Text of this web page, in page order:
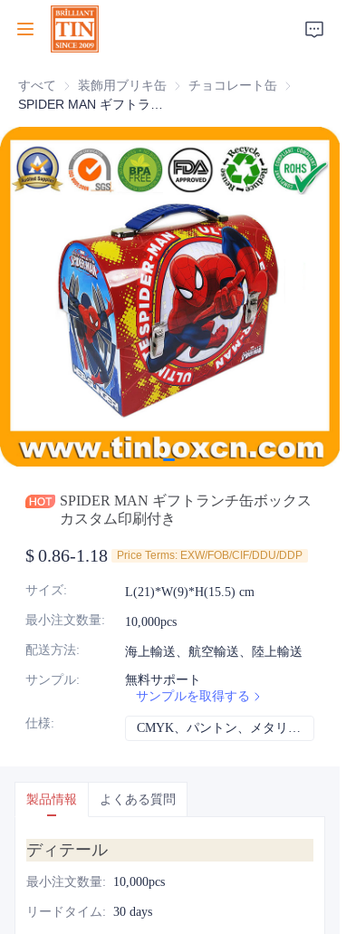
すべて 装飾用ブリキ缶 装飾用ブリキ缶
チョコレート缶 チョコレー
SPIDER MAN ギフトランチ缶ボックス
カスタム印刷付き
$0.86-1.18 Price Terms: EXW/FOB/CIF/DDU/DDP
サイズ: L(21)*W(9)*H(15.5) cm
最小注文数量: 10,000pcs
配送方法: 海上輸送、航空輸送、陸上輸送
サンプル:
無料サポート
サンプルを取得する
仕様: CMYK、パントン、メタリック、スポットカラーなど
製品情報 よくある質問
ディテール
最小注文数量: 10,000pcs
リードタイム: 30 days
ホーム
会社
製品
顧客サービス
トレードショー 2026
持続可能性
ニュース